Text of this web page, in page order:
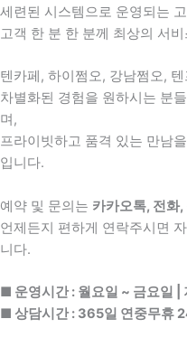
세련된 시스템으로 운영되는
고객 한 분 한 분께 최상의 서
텐카페, 하이쩜오, 강남쩜오,
차별화된 경험을 원하시는 분
며,
프라이빗하고 품격 있는 만남
입니다.
예약 및 문의는 카카오톡, 전화,
언제든지 편하게 연락주시면
니다.
■ 운영시간 : 월요일 ~ 금요일 |
■ 상담시간 : 365일 연중무휴